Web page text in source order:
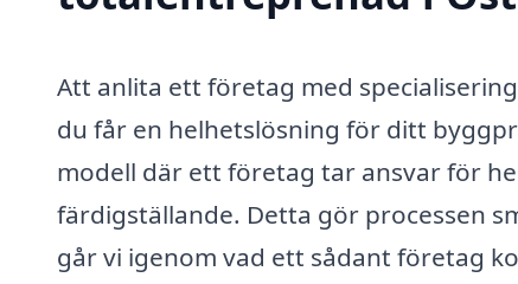
Att anlita ett företag med
du får en helhetslösning för ditt
modell där ett företag tar ansvar för
färdigställande. Detta gör processen
går vi igenom vad ett sådant företag